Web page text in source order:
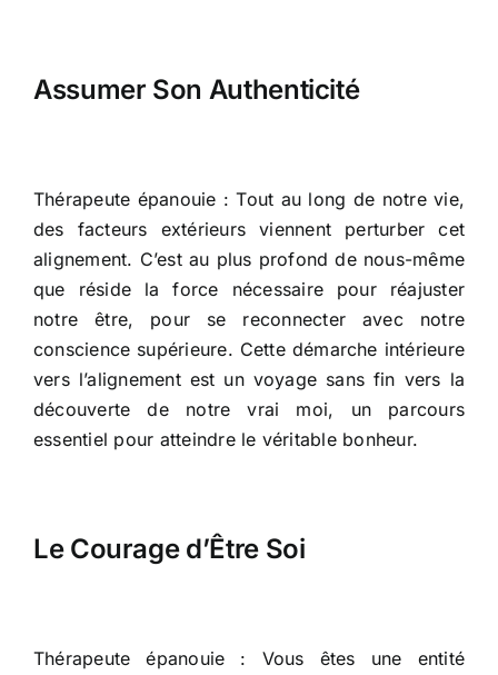
Assumer Son Authenticité
Thérapeute épanouie : Tout au long de notre vie,
des facteurs extérieurs viennent perturber cet
alignement. C’est au plus profond de nous-même
que réside la force nécessaire pour réajuster
notre être, pour se reconnecter avec notre
conscience supérieure. Cette démarche intérieure
vers l’alignement est un voyage sans fin vers la
découverte de notre vrai moi, un parcours
essentiel pour atteindre le véritable bonheur.
Le Courage d’Être Soi
Thérapeute épanouie : Vous êtes une entité